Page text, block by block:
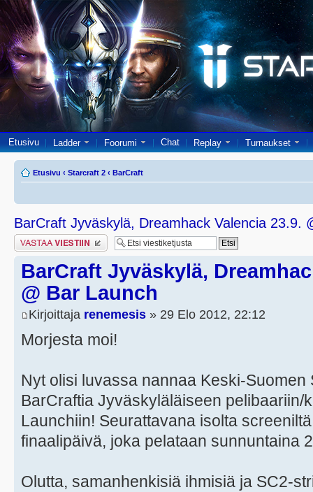
Etusivu Ladder Foorumi Chat Replay Turnaukset
Etusivu ‹ Starcraft 2 ‹ BarCraft
BarCraft Jyväskylä, Dreamhack Valencia 23.9.
Lähetä vastaus
BarCraft Jyväskylä,
@ Bar Launch
Kirjoittaja renemesis » 29 Elo 2012, 22:12
Morjesta moi!
Nyt olisi luvassa nannaa Keski-Suomen
BarCraftia Jyväskyläläiseen pelibaariin/
Launchiin! Seurattavana isolta
finaalipäivä, joka pelataan sunnuntaina
Olutta, samanhenkisiä ihmisiä ja SC2-